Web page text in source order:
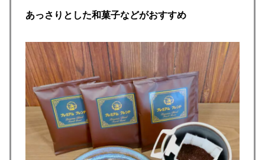
あっさりとした和菓子などがおすすめ